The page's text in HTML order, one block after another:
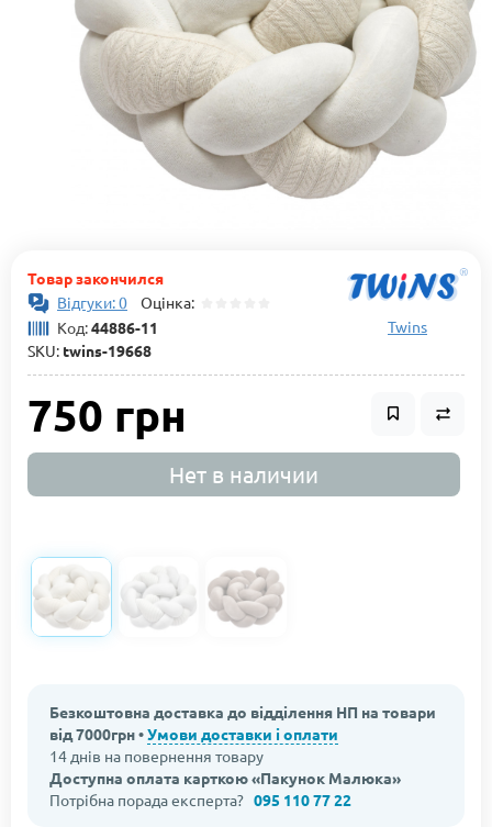
Товар закончился
Відгуки: 0 Оцінка:
Код:44886-11
SKU: twins-19668
Twins
750 грн
Нет в наличии
Безкоштовна доставка до відділення НП на товари
від 7000грн •Умови доставки і оплати
14 днів на повернення товару
Доступна оплата карткою «Пакунок Малюка»
Потрібна порада експерта? 095 110 77 22